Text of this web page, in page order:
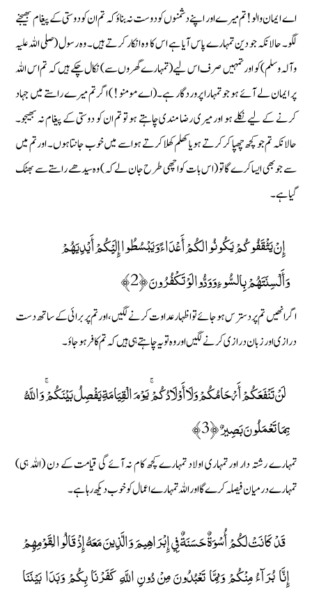
اے ایمان والو ! تم میرے اور اپنے دشمنوں کو دوست نہ بناؤ کہ تم ان کو دوستی کے پیغام بھیجنے
لگو۔ حالانکہ جو دین تمہارے پاس آیا ہے اس کا وہ انکار کرتے ہیں۔ وہ رسول (صلی اللہ علیہ
وآلہ وسلم) کو اور تمہیں صرف اس لیے (تمہارے گھروں سے) نکال چکے ہیں کہ تم اس اللہ
پر ایمان لے آئے ہو جو تمہارا پروردگار ہے۔ (اے مومنو ! ) اگر تم میرے راستے میں جہاد
کرنے کے لیے نکلے ہو اور میری رضا مندی چاہتے ہو تو تم ان کو دوستی کے پیغام نہ بھیجو۔
حالانکہ تم جو کچھ چھپا کر کرتے ہو یا کھلم کھلا کرتے ہو اسے میں خوب جانتا ہوں۔ اور تم میں
سے جو بھی ایسا کرے گا تو (اس بات کو اچھی طرح جان لے کہ) وہ سیدھے راستے سے بھٹک
گیا ہے۔
إِنْ يَثْقَفُوكُمْ يَكُونُوا لَكُمْ أَعْدَاءً وَيَبْسُطُوا إِلَيْكُمْ أَيْدِيَهُمْ
وَأَلْسِنَتَهُمْ بِالسُّوءِ وَوَدُّوا لَوْ تَكْفُرُونَ ﴿2﴾
اگر انھیں تم پر دسترس ہوجائے تو اظہار عداوت کرنے لگیں، اور تم پر برائی کے ساتھ دست
درازی اور زبان درازی کرنے لگیں اور وہ تو یہ چاہتے ہی ہیں کہ تم کافر ہوجاؤ۔
لَنْ تَنْفَعَكُمْ أَرْحَامُكُمْ وَلَا أَوْلَادُكُمْ ۚ يَوْمَ الْقِيَامَةِ يَفْصِلُ بَيْنَكُمْ ۚ وَاللَّهُ
بِمَا تَعْمَلُونَ بَصِيرٌ ﴿3﴾
تمہارے رشتہ دار اور تمہاری اولاد تمہارے کچھ کام نہ آئے گی قیامت کے دن (اللہ ہی)
تمہارے درمیان فیصلہ کرے گا اور اللہ تمہارے اعمال کو خوب دیکھ رہا ہے۔
قَدْ كَانَتْ لَكُمْ أُسْوَةٌ حَسَنَةٌ فِي إِبْرَاهِيمَ وَالَّذِينَ مَعَهُ إِذْ قَالُوا لِقَوْمِهِمْ
إِنَّا بُرَآءُ مِنْكُمْ وَمِمَّا تَعْبُدُونَ مِنْ دُونِ اللَّهِ كَفَرْنَا بِكُمْ وَبَدَا بَيْنَنَا